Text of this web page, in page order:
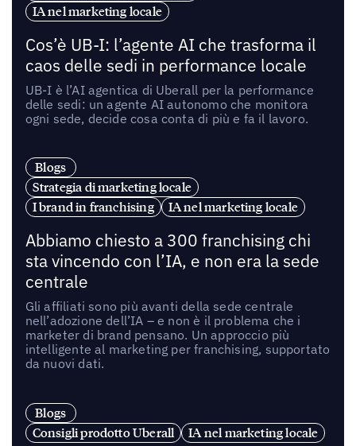
IA nel marketing locale
Cos’è UB-I: l’agente AI che trasforma il
caos delle sedi in performance locale
UB-I è l’AI agentica di Uberall per la performance
delle sedi: un agente AI autonomo che monitora
ogni sede, decide cosa conta di più e fa il lavoro.
Blogs
Strategia di marketing locale
I brand in franchising
IA nel marketing locale
Abbiamo chiesto a 300 franchising chi
sta vincendo con l’IA, e non era la sede
centrale
Gli affiliati sono più avanti della sede centrale
nell’adozione dell’IA – e non è il problema che i
marketer di brand pensano. Un approccio più
intelligente al marketing per franchising, supportato
da nuovi dati.
Blogs
Consigli prodotto Uberall
IA nel marketing locale